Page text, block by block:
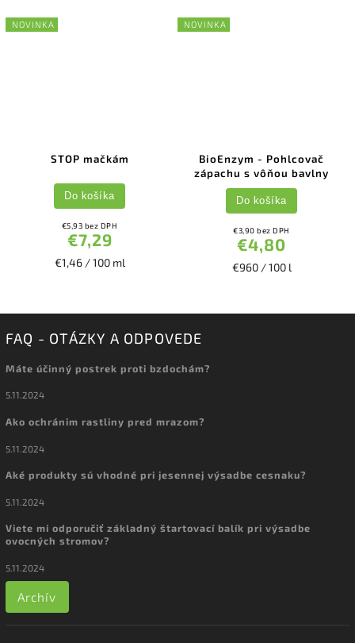
NOVINKA
STOP mačkám
€5,93 bez DPH
€7,29
€1,46 / 100 ml
Do košíka
NOVINKA
BioEnzym - Pohlcovač
zápachu s vôňou bavlny
€3,90 bez DPH
€4,80
€960 / 100 l
Do košíka
FAQ - OTÁZKY A ODPOVEDE
Máte účinný postrek proti bzdochám?
5.11.2024
Ako ochránim rastliny pred mrazom?
5.11.2024
Aké produkty sú vhodné pri jesennej výsadbe cesnaku?
5.11.2024
Viete mi odporučiť základný štartovací balík pri výsadbe
ovocných stromov?
5.11.2024
Archív